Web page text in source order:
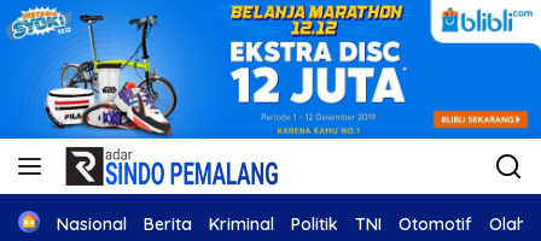
Home
Nasional Berita Kriminal Politik TNI Otomotif